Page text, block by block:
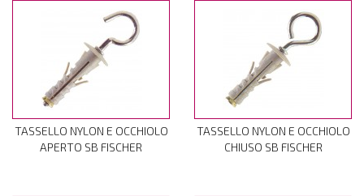
TASSELLO NYLON E OCCHIOLO
APERTO SB FISCHER
TASSELLO NYLON E OCCHIOLO
CHIUSO SB FISCHER